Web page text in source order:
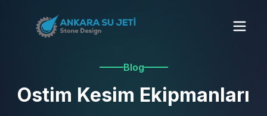
Blog
Ostim Kesim Ekipmanları